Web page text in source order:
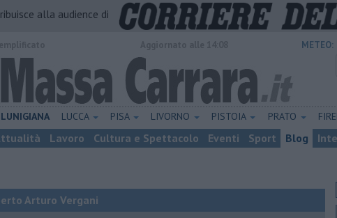
alla audience di
METEO:
LUNIGIANA LUCCA PISA LIVORNO PISTOIA PRATO
Lavoro Cultura e Spettacolo Eventi Sport Blog
Arturo Vergani